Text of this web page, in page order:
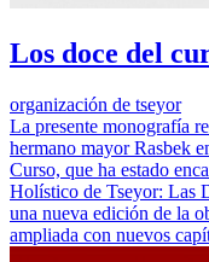
Los doce del
organización de tseyor
La presente monografía
hermano mayor Rasbek
Curso, que ha estado
Holístico de Tseyor: Las
una nueva edición de la
ampliada con nuevos